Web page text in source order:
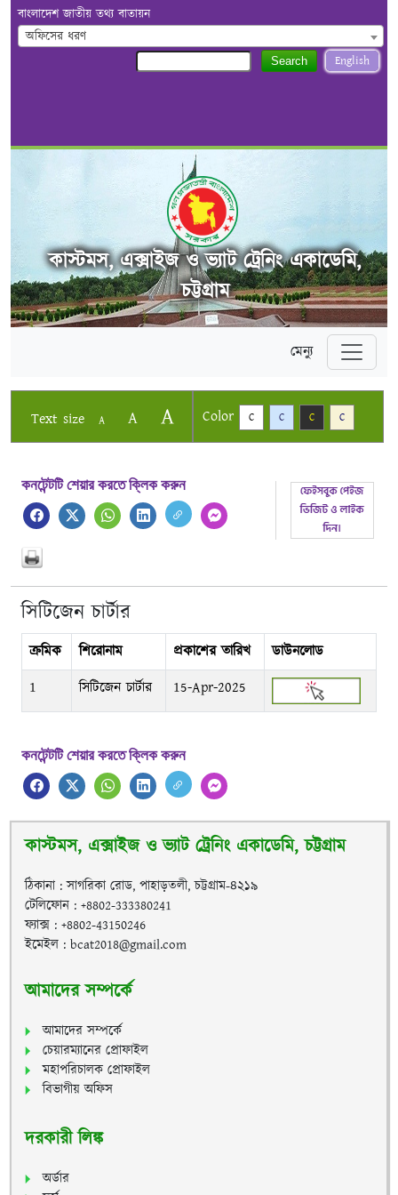
বাংলাদেশ জাতীয় তথ্য বাতায়ন
অফিসের ধরণ
English
Search
কাস্টমস, এক্সাইজ ও ভ্যাট ট্রেনিং একাডেমি,
চট্টগ্রাম
মেন্যু
Text size A A A Color C C C C
কনটেন্টটি শেয়ার করতে ক্লিক করুন
সিটিজেন চার্টার
ক্রমিক শিরোনাম প্রকাশের তারিখ
ডাউনলোড
1
সিটিজেন চার্টার 15-Apr-2025
কনটেন্টটি শেয়ার করতে ক্লিক করুন
কাস্টমস, এক্সাইজ ও ভ্যাট ট্রেনিং একাডেমি, চট্টগ্রাম
ঠিকানা : সাগরিকা রোড, পাহাড়তলী, চট্টগ্রাম-৪২১৯
টেলিফোন : +8802-333380241
ফ্যাক্স : +8802-43150246
ইমেইল : bcat2018@gmail.com
আমাদের সম্পর্কে
আমাদের সম্পর্কে
চেয়ারম্যানের প্রোফাইল
মহাপরিচালক প্রোফাইল
বিভাগীয় অফিস
দরকারী লিঙ্ক
অর্ডার